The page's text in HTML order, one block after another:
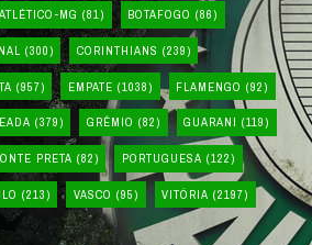
ATLÉTICO-MG (81) BOTAFOGO (86)
(300) CORINTHIANS (239)
(957) EMPATE (1038) FLAMENGO (92)
(379) GRÊMIO (82) GUARANI (119)
PRETA (82) PORTUGUESA (122)
(213) VASCO (95) VITÓRIA (2197)